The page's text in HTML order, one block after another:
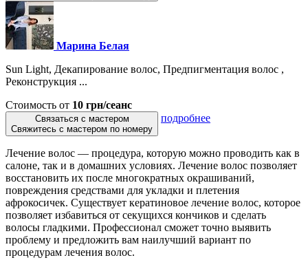
Марина Белая
Sun Light, Декапирование волос, Предпигментация волос ,
Реконструкция ...
Стоимость от 10 грн/сеанс
Связаться с мастером
Свяжитесь с мастером по номеру
подробнее
Лечение волос — процедура, которую можно проводить как в
салоне, так и в домашних условиях. Лечение волос позволяет
восстановить их после многократных окрашиваний,
повреждения средствами для укладки и плетения
афрокосичек. Существует кератиновое лечение волос, которое
позволяет избавиться от секущихся кончиков и сделать
волосы гладкими. Профессионал сможет точно выявить
проблему и предложить вам наилучший вариант по
процедурам лечения волос.